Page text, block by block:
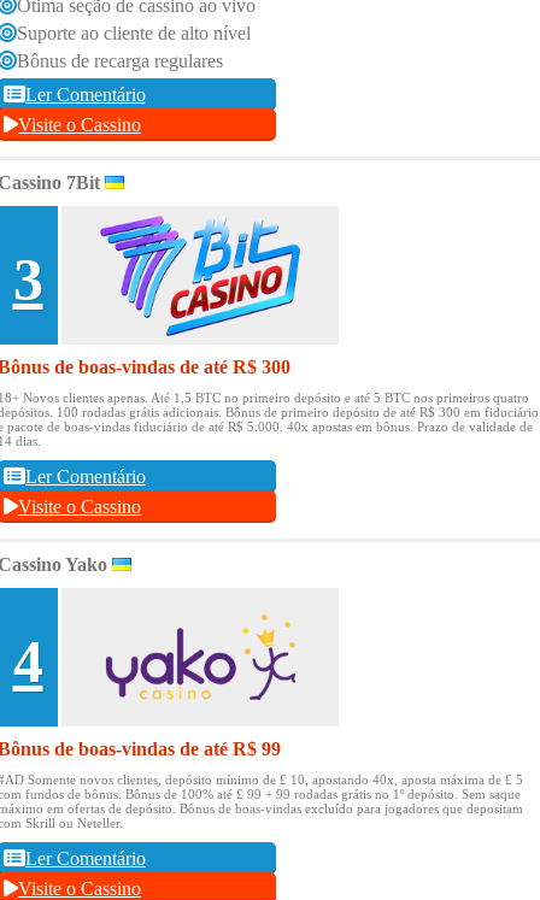
Ótima seção de cassino ao vivo
Suporte ao cliente de alto nível
Bônus de recarga regulares
Ler Comentário
Visite o Cassino
7Bit
3
de boas-vindas de até R$ 300
Novos clientes apenas. Até 1,5 BTC no primeiro depósito e até 5 BTC nos primeiros quatro
100 rodadas grátis adicionais. Bônus de primeiro depósito de até R$ 300 em fiduciário
pacote de boas-vindas fiduciário de até R$ 5.000. 40x apostas em bônus. Prazo de validade de
dias.
Ler Comentário
Visite o Cassino
Yako
4
de boas-vindas de até R$ 99
Somente novos clientes, depósito mínimo de £ 10, apostando 40x, aposta máxima de £ 5
fundos de bônus. Bônus de 100% até £ 99 + 99 rodadas grátis no 1º depósito. Sem saque
em ofertas de depósito. Bônus de boas-vindas excluído para jogadores que depositam
Skrill ou Neteller.
Ler Comentário
Visite o Cassino